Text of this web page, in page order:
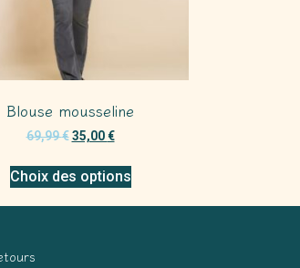
Blouse mousseline
69,99€ 35,00€
Choix des options